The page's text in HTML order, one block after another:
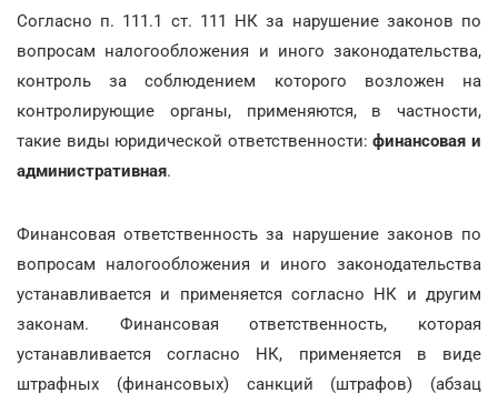
Согласно п. 111.1 ст. 111 НК за нарушение законов по
вопросам налогообложения и иного законодательства,
контроль за соблюдением которого возложен на
контролирующие органы, применяются, в частности,
такие виды юридической ответственности:финансовая и
административная.
Финансовая ответственность за нарушение законов по
вопросам налогообложения и иного законодательства
устанавливается и применяется согласно НК и другим
законам. Финансовая ответственность, которая
устанавливается согласно НК, применяется в виде
штрафных (финансовых) санкций (штрафов) (абзац